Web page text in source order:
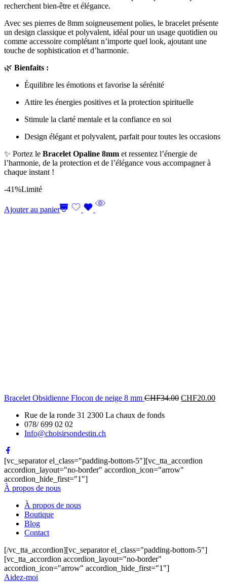
recherchent bien-être et élégance.
Avec ses pierres de 8mm soigneusement polies, le bracelet présente
un design classique et polyvalent, idéal pour un usage quotidien ou
comme accessoire complétant n’importe quel look, ajoutant une
touche de sophistication et d’harmonie.
🌿 Bienfaits :
Équilibre les émotions et favorise la sérénité
Attire les énergies positives et la protection spirituelle
Stimule la clarté mentale et la confiance en soi
Design élégant et polyvalent, parfait pour toutes les occasions
✨ Portez le Bracelet Opaline 8mm et ressentez l’énergie de
l’harmonie, de la protection et de l’élégance vous accompagner à
chaque instant !
-41%Limité
Ajouter au panier
Bracelet Obsidienne Flocon de neige 8 mm CHF34.00 CHF20.00
Rue de la ronde 31 2300 La chaux de fonds
078/ 699 02 02
Info@choisirsondestin.ch
[vc_separator el_class="padding-bottom-5"][vc_tta_accordion
accordion_layout="no-border" accordion_icon="arrow"
accordion_hide_first="1"]
À propos de nous
À propos de nous
Boutique
Blog
Contact
[/vc_tta_accordion][vc_separator el_class="padding-bottom-5"]
[vc_tta_accordion accordion_layout="no-border"
accordion_icon="arrow" accordion_hide_first="1"]
Aidez-moi